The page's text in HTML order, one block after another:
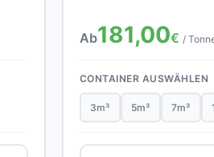
Ab181,00€ /
CONTAINER AUSWÄHLEN
3m³ 5m³ 7m³